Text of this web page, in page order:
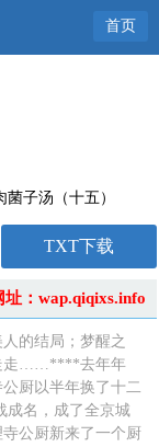
首页
子汤（十五）
TXT下载
址：wap.qiqixs.info
的结局；梦醒之
走……****去年年
厨以半年换了十二
成名，成了全京城
公厨新来了一个厨